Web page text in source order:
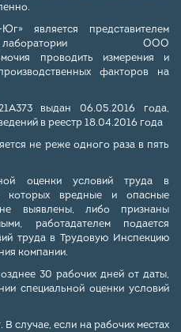
является представителем
лаборатории ООО
проводить измерения и
факторов на
выдан 06.05.2016 года,
в реестр 18.04.2016 года
не реже одного раза в пять
оценки условий труда в
которых вредные и опасные
выявлены, либо признаны
работадателем подается
труда в Трудовую Инспекцию
компании.
30 рабочих дней от даты,
специальной оценки условий
случае, если на рабочих местах